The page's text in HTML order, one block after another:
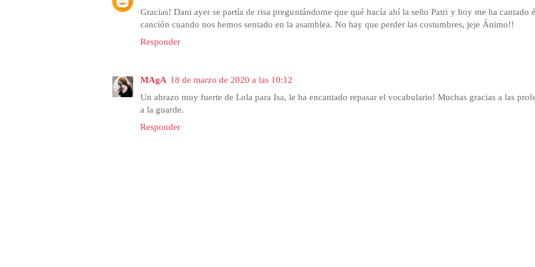
Gracias! Dani ayer se partía de risa preguntándome que qué hacía ahí la seño Patri y hoy me ha cantado
canción cuando nos hemos sentado en la asamblea. No hay que perder las costumbres, jeje Ánimo!!
Responder
MAgA 18 de marzo de 2020 a las 10:12
Un abrazo muy fuerte de Lola para Isa, le ha encantado repasar el vocabulario! Muchas gracias a las
a la guarde.
Responder